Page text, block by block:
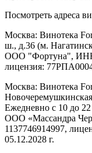
Посмотреть адреса
Москва: Винотека
ш., д.36 (м.
ООО "Фортуна", ИНН
лицензия:
Москва: Винотека
Ежедневно с 10 до 22
ООО «Массандра
1137746914997,
05.12.2028 г.